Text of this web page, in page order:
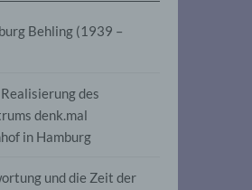
Behling (1939 –
des
denk.mal
in Hamburg
und die Zeit der